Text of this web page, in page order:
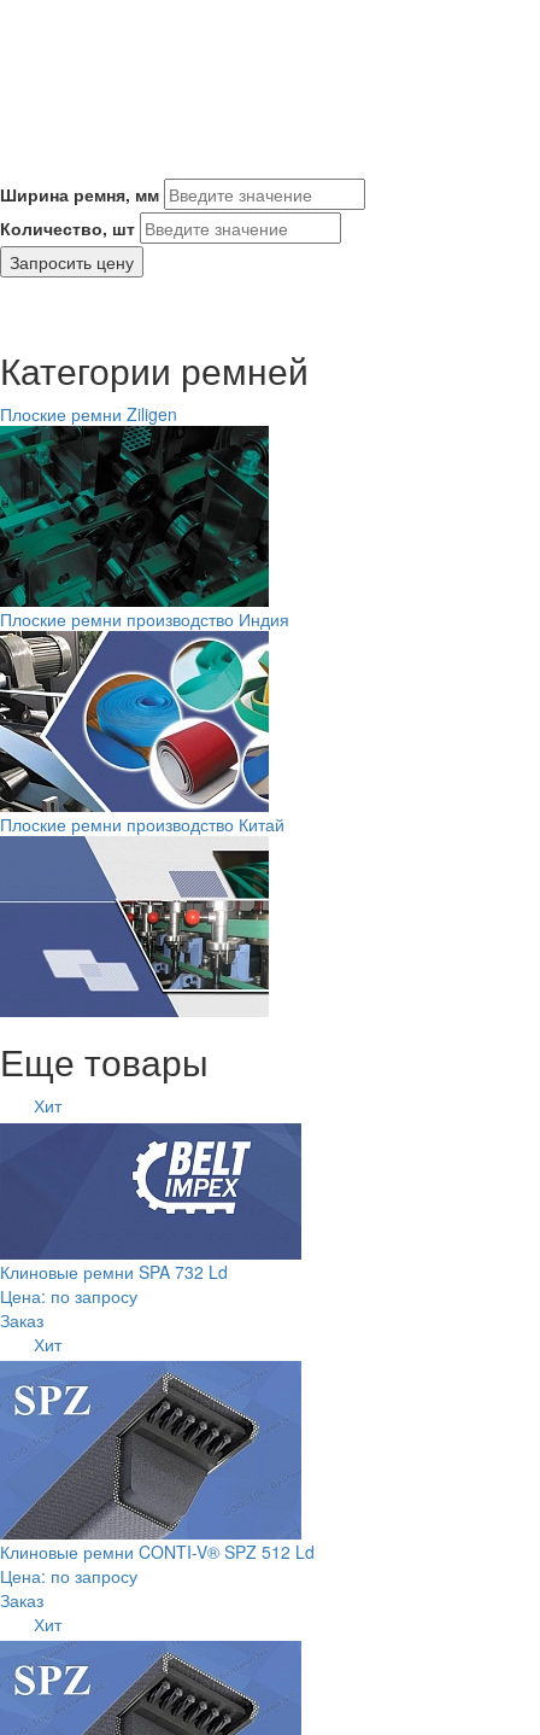
Ширина ремня, мм
Количество, шт
Запросить цену
Категории ремней
Плоские ремни Ziligen
Плоские ремни производство Индия
Плоские ремни производство Китай
Еще товары
Хит
Клиновые ремни SPA 732 Ld
Цена: по запросу
Заказ
Хит
Клиновые ремни CONTI-V® SPZ 512 Ld
Цена: по запросу
Заказ
Хит